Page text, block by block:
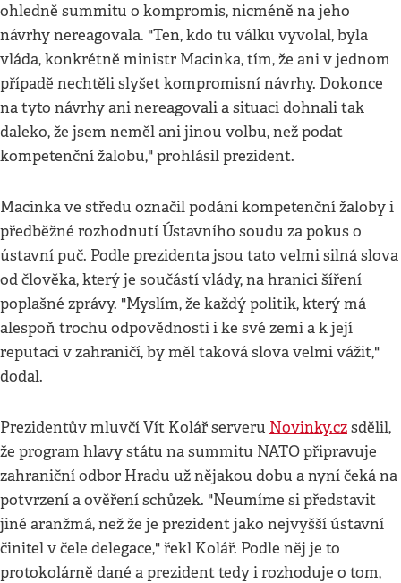
ohledně summitu o kompromis, nicméně na jeho
návrhy nereagovala. "Ten, kdo tu válku vyvolal, byla
vláda, konkrétně ministr Macinka, tím, že ani v jednom
případě nechtěli slyšet kompromisní návrhy. Dokonce
na tyto návrhy ani nereagovali a situaci dohnali tak
daleko, že jsem neměl ani jinou volbu, než podat
kompetenční žalobu," prohlásil prezident.
Macinka ve středu označil podání kompetenční žaloby i
předběžné rozhodnutí Ústavního soudu za pokus o
ústavní puč. Podle prezidenta jsou tato velmi silná slova
od člověka, který je součástí vlády, na hranici šíření
poplašné zprávy. "Myslím, že každý politik, který má
alespoň trochu odpovědnosti i ke své zemi a k její
reputaci v zahraničí, by měl taková slova velmi vážit,"
dodal.
Prezidentův mluvčí Vít Kolář serveru Novinky.czsdělil,
že program hlavy státu na summitu NATO připravuje
zahraniční odbor Hradu už nějakou dobu a nyní čeká na
potvrzení a ověření schůzek. "Neumíme si představit
jiné aranžmá, než že je prezident jako nejvyšší ústavní
činitel v čele delegace," řekl Kolář. Podle něj je to
protokolárně dané a prezident tedy i rozhoduje o tom,